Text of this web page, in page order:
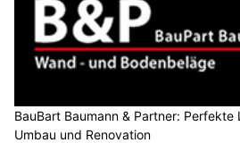
BauBart Baumann & Partner:
Umbau und Renovation